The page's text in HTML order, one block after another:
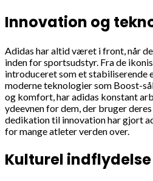
Innovation og
Adidas har altid været i front, når
inden for sportsudstyr. Fra de
introduceret som et stabiliserende
moderne teknologier som Boost-
og komfort, har adidas konstant
ydeevnen for dem, der bruger
dedikation til innovation har gjort
for mange atleter verden over.
Kulturel indflydelse